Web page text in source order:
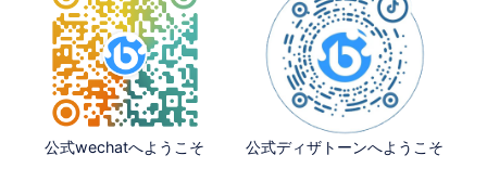
公式wechatへようこそ 公式ディザトーンへようこそ